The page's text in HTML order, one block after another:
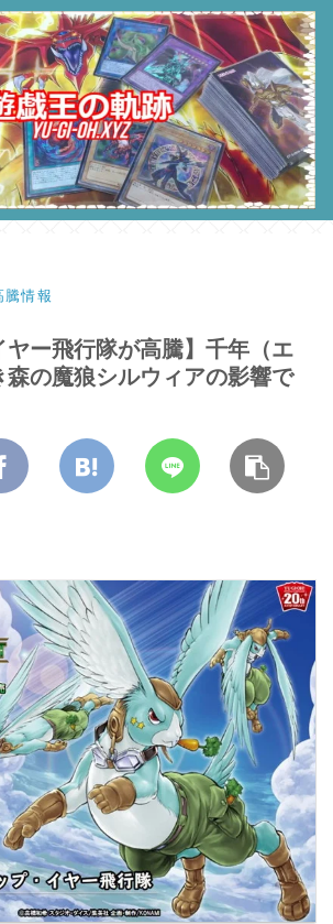
騰情報
ヤー飛行隊が高騰】千年（エ
森の魔狼シルウィアの影響で